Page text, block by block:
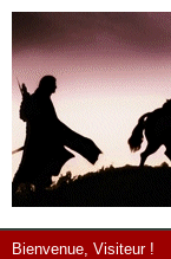
Bienvenue, Visiteur !